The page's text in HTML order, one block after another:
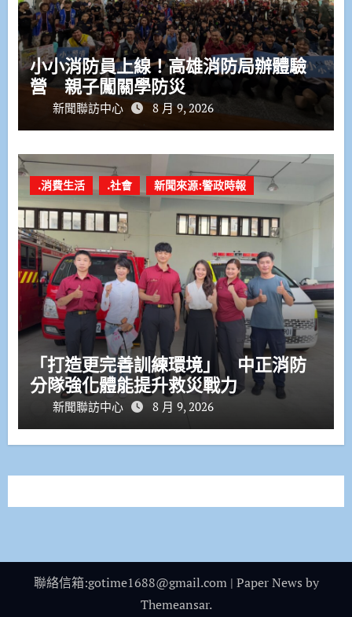
小小消防員上線！高雄消防局辦體驗
營 親子闖關學防災
新聞聯訪中心 8 月 9, 2026
.消費生活 .社會 新聞來源:警政時報
「打造更完善訓練環境」 中正消防
分隊強化體能提升救災戰力
新聞聯訪中心 8 月 9, 2026
聯絡信箱:gotime1688@gmail.com | Paper News by
Themeansar.